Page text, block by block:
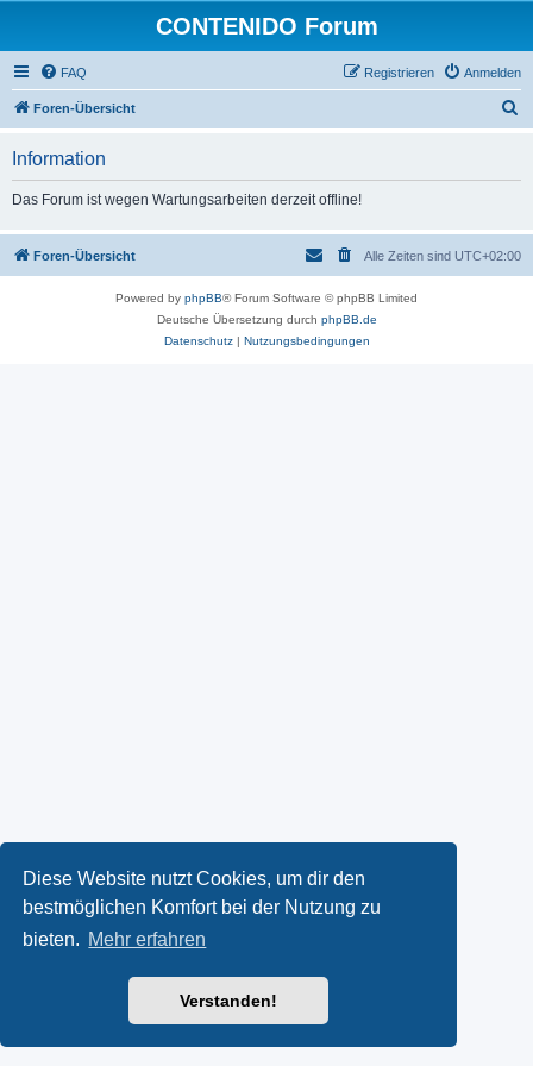
Diese Website nutzt Cookies, um dir den
bestmöglichen Komfort bei der Nutzung zu
bieten. Mehr erfahren
Verstanden!
CONTENIDO Forum
FAQ Anmelden
Registrieren
Foren-Übersicht
Information
Das Forum ist wegen Wartungsarbeiten derzeit offline!
Foren-Übersicht Alle Zeiten sind UTC+02:00
Powered by phpBB® Forum Software © phpBB Limited
Deutsche Übersetzung durch phpBB.de
Datenschutz| Nutzungsbedingungen